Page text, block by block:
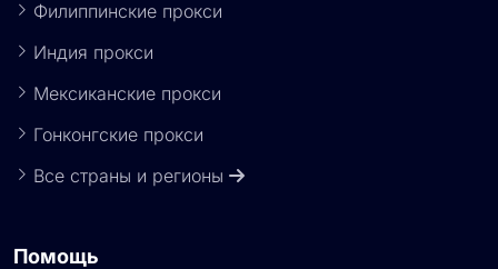
Филиппинские прокси
Индия прокси
Мексиканские прокси
Гонконгские прокси
Все страны и регионы
Помощь